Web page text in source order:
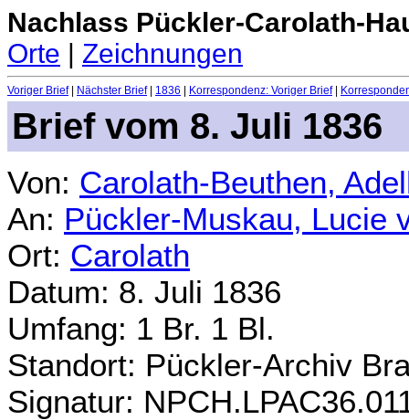
Nachlass Pückler-Carolath-
Orte | Zeichnungen
Voriger Brief| Nächster Brief| 1836 Korrespondenz: Voriger Brief|
Brief vom 8. Juli 1836
Von: Carolath-Beuthen,
An: Pückler-Muskau, Lucie
Ort: Carolath
Datum: 8. Juli 1836
Umfang: 1 Br. 1 Bl.
Standort: Pückler-Archiv
Signatur: